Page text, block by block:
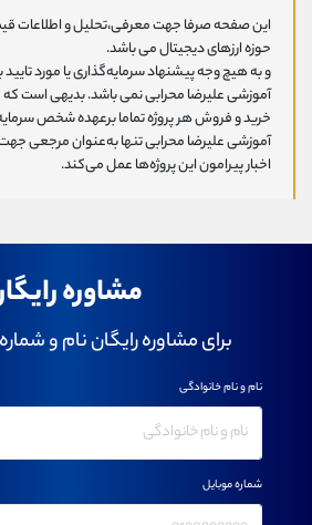
این صفحه صرفا جهت معرفی،تحلیل و اطلاعات
حوزه ارزهای دیجیتال می باشد.
و به هیچ وجه پیشنهاد سرمایه‌گذاری یا مورد
آموزشی علیرضا محرابی نمی باشد. بدیهی است
خرید و فروش هر پروژه تماما برعهده شخص
آموزشی علیرضا محرابی تنها به‌عنوان مرجعی
اخبار پیرامون این پروژه‌‌ها عمل می‌کند.
مشاوره
برای مشاوره رایگان نام و
نام و نام خانوادگی
شماره موبایل